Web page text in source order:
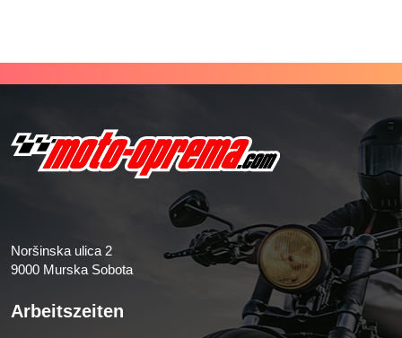
Noršinska ulica 2
9000 Murska Sobota
Arbeitszeiten